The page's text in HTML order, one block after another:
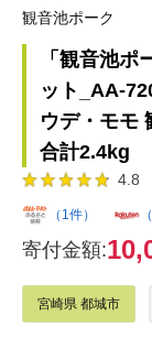
観音池ポーク
「観音池
ット_AA-
ウデ・モモ
合計2.4kg
4.8
（1件）
寄付金額:
宮崎県 都城市